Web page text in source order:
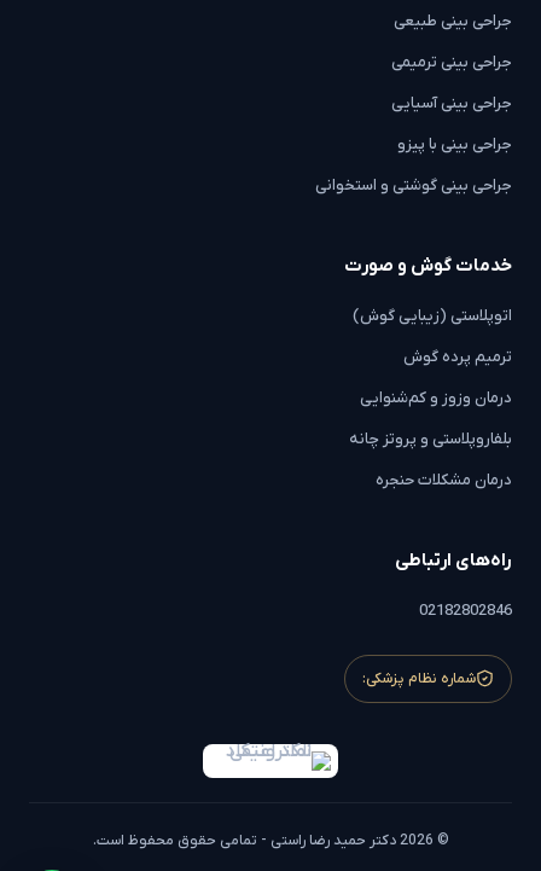
جراحی بینی طبیعی
جراحی بینی ترمیمی
جراحی بینی آسیایی
جراحی بینی با پیزو
جراحی بینی گوشتی و استخوانی
خدمات گوش و صورت
اتوپلاستی (زیبایی گوش)
ترمیم پرده گوش
درمان وزوز و کم‌شنوایی
بلفاروپلاستی و پروتز چانه
درمان مشکلات حنجره
راه‌های ارتباطی
02182802846
شماره نظام پزشکی:
© 2026 دکتر حمید رضا راستی - تمامی حقوق محفوظ است.